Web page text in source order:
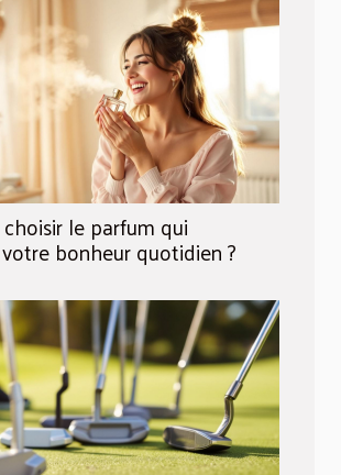
le parfum qui
bonheur quotidien ?